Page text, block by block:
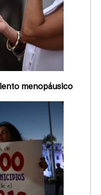
menopáusico